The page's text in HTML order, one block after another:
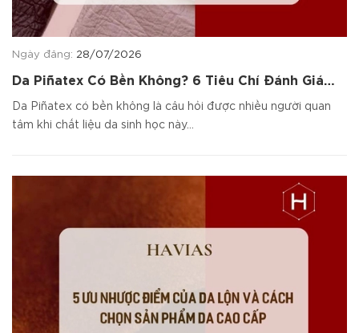
Ngày đăng: 28/07/2026
Da Piñatex Có Bền Không? 6 Tiêu Chí Đánh Giá
Chất Liệu
Da Piñatex có bền không là câu hỏi được nhiều người quan
tâm khi chất liệu da sinh học này...